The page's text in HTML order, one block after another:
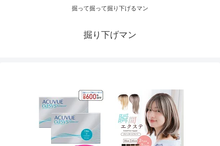
掘って掘って掘り下げるマン
掘り下げマン